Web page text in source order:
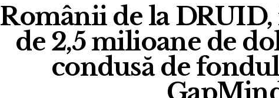
Românii de la
de 2,5 milioane de
condusă de